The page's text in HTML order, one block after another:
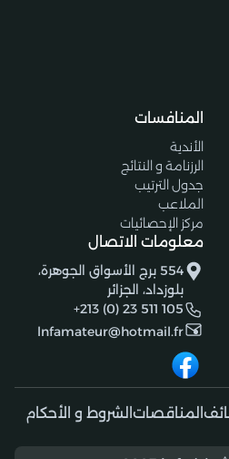
المنافسات
الأندية
الرزنامة و النتائج
جدول الترتيب
الملاعب
مركز الإحصائيات
معلومات الاتصال
554 برج الأسواق الجوهرة،
بلوزداد، الجزائر
+213 (0) 23 511 105
lnfamateur@hotmail.fr
المناقصات الشروط و الأحكام